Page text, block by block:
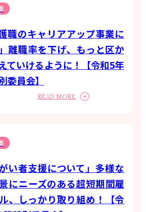
職のキャリアアップ事業に
離職率を下げ、もっと区か
ていけるように！【令和5年
委員会】
READ MORE
い者支援について」多様な
にニーズのある超短期間雇
、しっかり取り組め！【令